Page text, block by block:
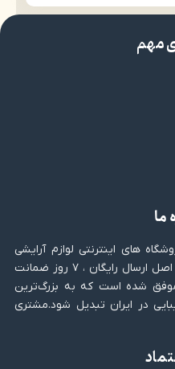
مهم
ما
های اینترنتی لوازم آرایشی
بهداشتی و زیبایی با پایبندی به سه اصل ارسال رایگان ، ۷ روز ضمانت
موفق شده است که به بزرگ‌ترین
در ایران تبدیل شود.مشتری